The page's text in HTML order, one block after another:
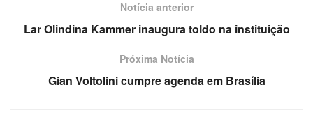
Notícia anterior
Lar Olindina Kammer inaugura toldo na instituição
Próxima Notícia
Gian Voltolini cumpre agenda em Brasília